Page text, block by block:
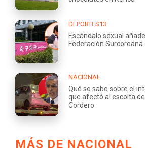
DEPORTES13
Escándalo sexual
Federación Surcoreana
NACIONAL
Qué se sabe sobre el
que afectó al escolta
Cordero
MÁS DE NACIONAL